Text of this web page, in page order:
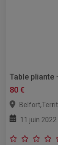
Table pliante
80 €
Belfort,
11 juin 2022